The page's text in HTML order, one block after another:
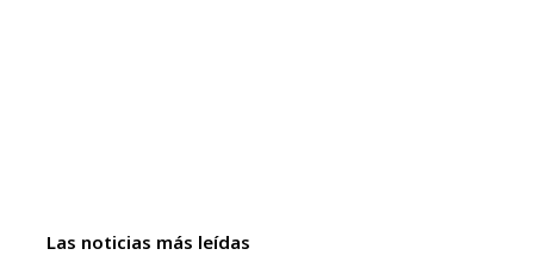
Las noticias más leídas